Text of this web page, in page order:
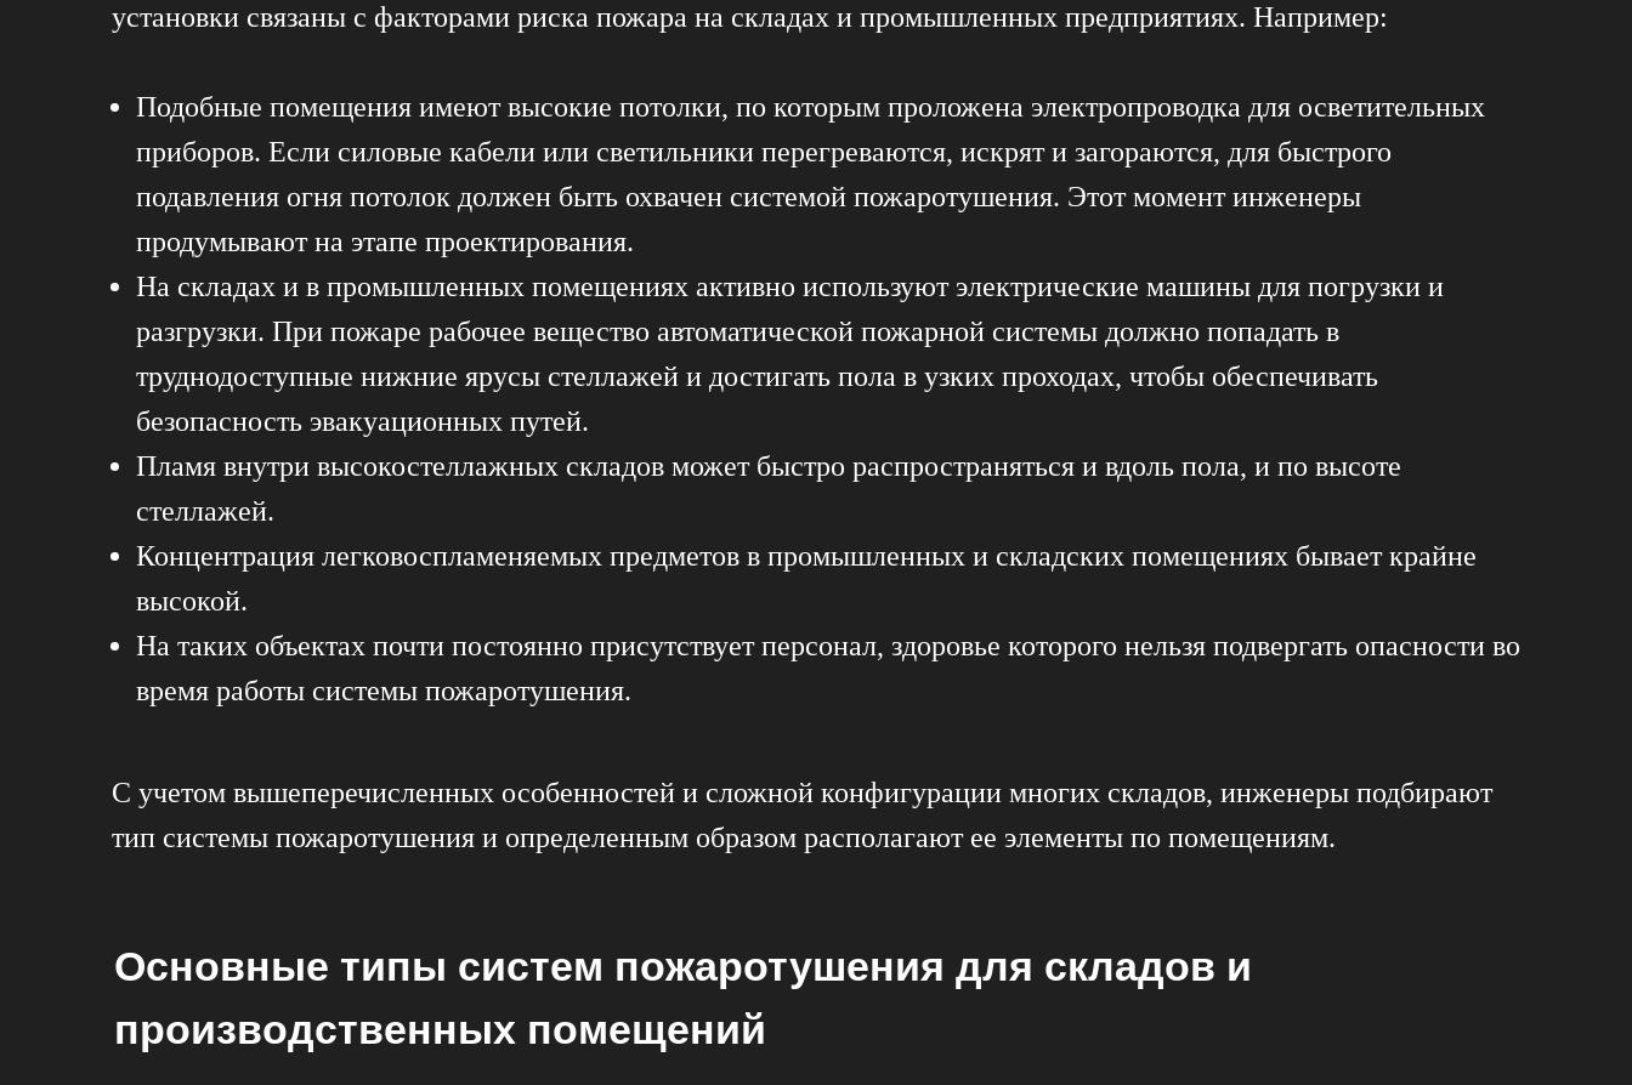
установки связаны с факторами риска пожара на складах и промышленных предприятиях. Например:
Подобные помещения имеют высокие потолки, по которым проложена электропроводка для осветительных
приборов. Если силовые кабели или светильники перегреваются, искрят и загораются, для быстрого
подавления огня потолок должен быть охвачен системой пожаротушения. Этот момент инженеры
продумывают на этапе проектирования.
На складах и в промышленных помещениях активно используют электрические машины для погрузки и
разгрузки. При пожаре рабочее вещество автоматической пожарной системы должно попадать в
труднодоступные нижние ярусы стеллажей и достигать пола в узких проходах, чтобы обеспечивать
безопасность эвакуационных путей.
Пламя внутри высокостеллажных складов может быстро распространяться и вдоль пола, и по высоте
стеллажей.
Концентрация легковоспламеняемых предметов в промышленных и складских помещениях бывает крайне
высокой.
На таких объектах почти постоянно присутствует персонал, здоровье которого нельзя подвергать опасности во
время работы системы пожаротушения.
С учетом вышеперечисленных особенностей и сложной конфигурации многих складов, инженеры подбирают
тип системы пожаротушения и определенным образом располагают ее элементы по помещениям.
Основные типы систем пожаротушения для складов и
производственных помещений